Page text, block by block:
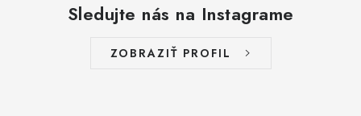
Sledujte nás na Instagrame
ZOBRAZIŤ PROFIL